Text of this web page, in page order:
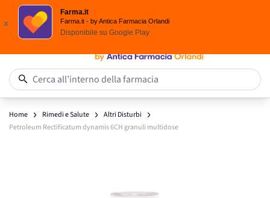
Spedizione
x
Farma.it
Farma.it - by Antica Farmacia Orlandi
Disponibile su Google Play
Salta al contenuto
Cerca all’interno della farmacia
Home Rimedi e Salute
Altri Disturbi
Petroleum Rectificatum dynamis 6CH granuli multidose